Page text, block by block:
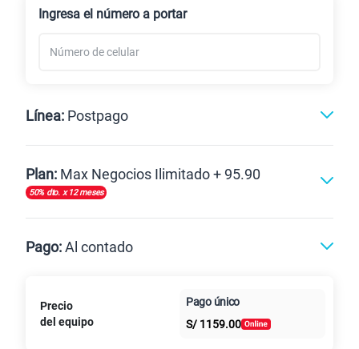
Ingresa el número a portar
Línea: Postpago
Plan: Max Negocios Ilimitado + 95.90
50% dto. x 12 meses
Paga solo
125GBen alta velocidad
79.90 S/
50% dto. x 6 meses
Pago:Al contado
Al contado Cuotas Claro
intereses
Precio
del equipo
Pago único
S/ 1159.00